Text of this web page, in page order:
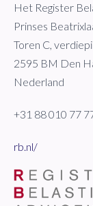
Het Register
Prinses
Toren C,
2595 BM Den
Nederland
+31 88 010 77
rb.nl/